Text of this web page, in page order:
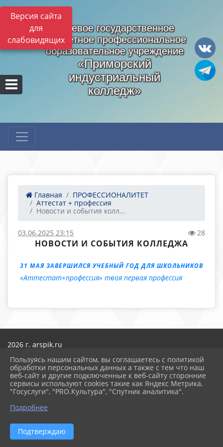
Версия сайта
для
слабовидящих
Краевое государственное
бюджетное профессиональное
образовательное учреждение
«Приморский
индустриальный
колледж»
Главная
ПРОФЕССИОНАЛИТЕТ
Аттестат + профессия
Новости и события колл...
03.06.2025 23:15 28
НОВОСТИ И СОБЫТИЯ КОЛЛЕДЖА
31 МАЯ ЗАВЕРШИЛСЯ УЧЕБНЫЙ ГОД ДЛЯ ШКОЛЬНИКОВ
«Аттестат+профессия» твоя первая профессия
2026 г. arspik.ru
Карта сайта
Политика обработки персональных данных
Сделано на KubCMS
Разработка и поддержка
Пользуясь нашим сайтом, вы соглашаетесь с политикой
обработки персональных данных а также с тем что наш
веб-сайт и другие подключенные к веб-сайту сторонние
сервисы используют cookies такие как Яндекс Метрика,
"Госуслуги", "PRO.Культура", "Спутник аналитика".
Подробнее
Подтверждаю